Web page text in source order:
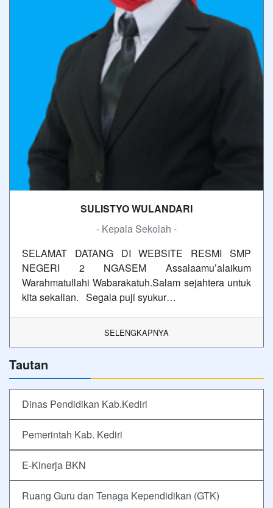
SULISTYO WULANDARI
- Kepala Sekolah -
SELAMAT DATANG DI WEBSITE RESMI SMP
NEGERI 2 NGASEM Assalaamu’alaikum
Warahmatullahi Wabarakatuh.Salam sejahtera untuk
kita sekalian. Segala puji syukur…
SELENGKAPNYA
Tautan
Dinas Pendidikan Kab.Kediri
Pemerintah Kab. Kediri
E-Kinerja BKN
Ruang Guru dan Tenaga Kependidikan (GTK)